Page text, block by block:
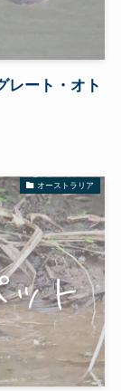
レート・オト
オーストラリア